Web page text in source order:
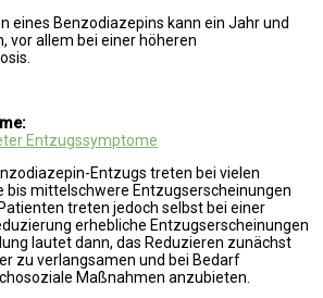
eines Benzodiazepins kann ein Jahr und
vor allem bei einer höheren
Entzugssymptome
Entzugs treten bei vielen
bis mittelschwere Entzugserscheinungen
treten jedoch selbst bei einer
erhebliche Entzugserscheinungen
lautet dann, das Reduzieren zunächst
zu verlangsamen und bei Bedarf
Maßnahmen anzubieten.